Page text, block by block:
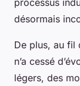
processus
désormais
De plus, au fil
n’a cessé
légers, des